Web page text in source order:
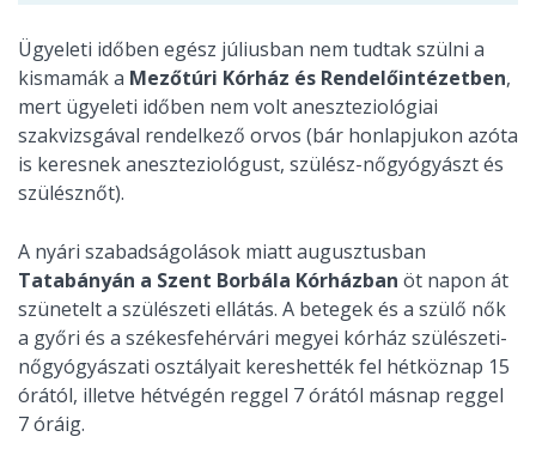
Ügyeleti időben egész júliusban nem tudtak szülni a
kismamák a Mezőtúri Kórház és Rendelőintézetben,
mert ügyeleti időben nem volt aneszteziológiai
szakvizsgával rendelkező orvos (bár honlapjukon azóta
is keresnek aneszteziológust, szülész-nőgyógyászt és
szülésznőt).
A nyári szabadságolások miatt augusztusban
Tatabányán a Szent Borbála Kórházban öt napon át
szünetelt a szülészeti ellátás. A betegek és a szülő nők
a győri és a székesfehérvári megyei kórház szülészeti-
nőgyógyászati osztályait kereshették fel hétköznap 15
órától, illetve hétvégén reggel 7 órától másnap reggel
7 óráig.